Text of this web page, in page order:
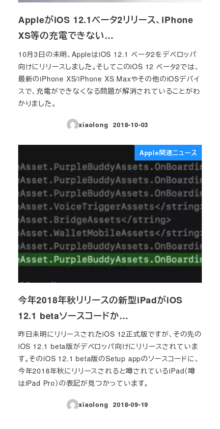
AppleがiOS 12.1ベータ2リリース、iPhone
XS等の充電できない…
10月3日の未明、AppleはiOS 12.1 ベータ2をデベロッパ
向けにリリースしました。そしてこのiOS 12 ベータ2では、
最新のiPhone XS/iPhone XS Maxやその他のiOSデバイ
スで、充電ができなくなる問題が解消されていることがわ
かりました。
xiaolong
投稿日
2018-10-03
Apple関連ニュース
今年2018年秋リリースの新型iPadがiOS
12.1 betaソースコードか…
昨日未明にリリースされたiOS 12正式版ですが、その先の
iOS 12.1 beta版がデベロッパ向けにリリースされていま
す。そのiOS 12.1 beta版のSetup appのソースコードに、
今年2018年秋にリリースされると噂されているiPad（噂
はiPad Pro）の表記が見つかっています。
xiaolong
投稿日
2018-09-19